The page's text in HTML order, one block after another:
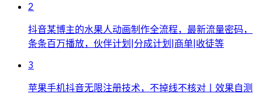
2
抖音某博主的水果人动画制作全流程，最新流量密码，
条条百万播放，伙伴计划|分成计划|商单|收徒等
3
苹果手机抖音无限注册技术，不掉线不核对丨效果自测